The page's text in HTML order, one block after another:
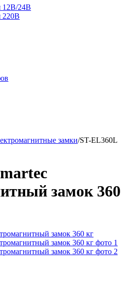
12В/24В
220В
замки/ST-EL360L
замок 360